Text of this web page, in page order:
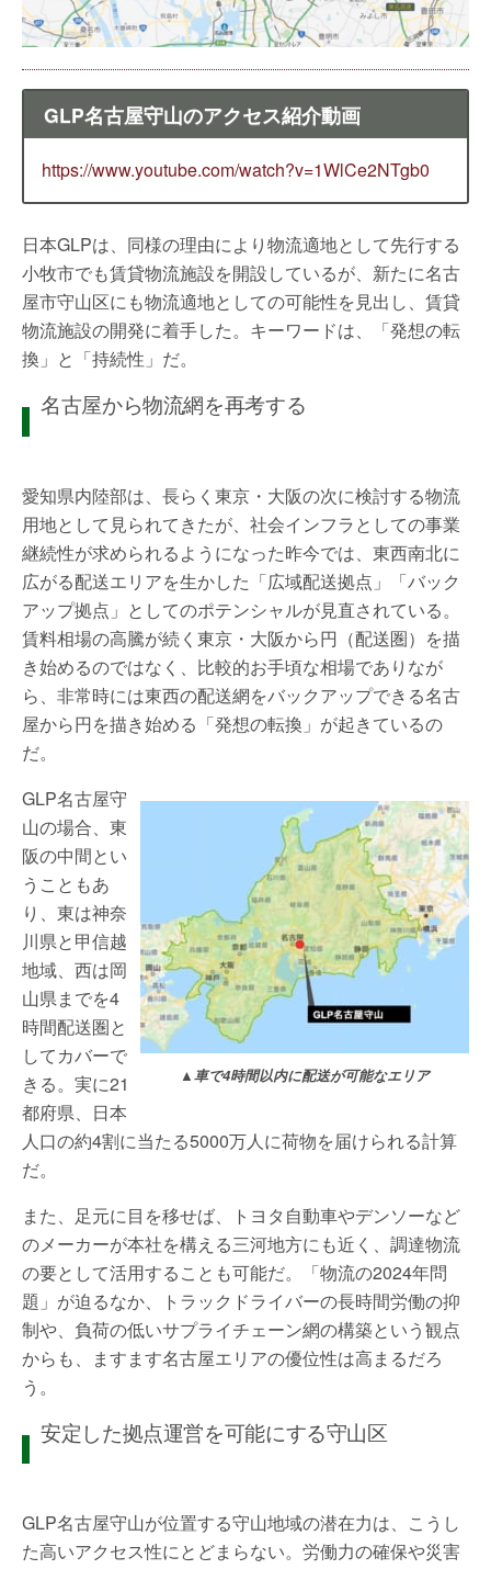
GLP名古屋守山のアクセス紹介動画
https://www.youtube.com/watch?v=1WlCe2NTgb0
日本GLPは、同様の理由により物流適地として先行する
小牧市でも賃貸物流施設を開設しているが、新たに名古
屋市守山区にも物流適地としての可能性を見出し、賃貸
物流施設の開発に着手した。キーワードは、「発想の転
換」と「持続性」だ。
名古屋から物流網を再考する
愛知県内陸部は、長らく東京・大阪の次に検討する物流
用地として見られてきたが、社会インフラとしての事業
継続性が求められるようになった昨今では、東西南北に
広がる配送エリアを生かした「広域配送拠点」「バック
アップ拠点」としてのポテンシャルが見直されている。
賃料相場の高騰が続く東京・大阪から円（配送圏）を描
き始めるのではなく、比較的お手頃な相場でありなが
ら、非常時には東西の配送網をバックアップできる名古
屋から円を描き始める「発想の転換」が起きているの
だ。
▲車で4時間以内に配送が可能なエリア
GLP名古屋守
山の場合、東
阪の中間とい
うこともあ
り、東は神奈
川県と甲信越
地域、西は岡
山県までを4
時間配送圏と
してカバーで
きる。実に21
都府県、日本
人口の約4割に当たる5000万人に荷物を届けられる計算
だ。
また、足元に目を移せば、トヨタ自動車やデンソーなど
のメーカーが本社を構える三河地方にも近く、調達物流
の要として活用することも可能だ。「物流の2024年問
題」が迫るなか、トラックドライバーの長時間労働の抑
制や、負荷の低いサプライチェーン網の構築という観点
からも、ますます名古屋エリアの優位性は高まるだろ
う。
安定した拠点運営を可能にする守山区
GLP名古屋守山が位置する守山地域の潜在力は、こうし
た高いアクセス性にとどまらない。労働力の確保や災害